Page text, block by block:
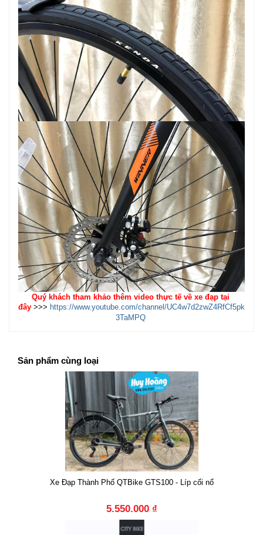
Quý khách tham khảo thêm video thực tế về xe đạp tại
đây >>> https://www.youtube.com/channel/UC4w7d2zwZ4RfCf5pk
3TaMPQ
Sản phẩm cùng loại
Xe Đạp Thành Phố QTBike GTS100 - Líp cối nổ
5.550.000 ₫